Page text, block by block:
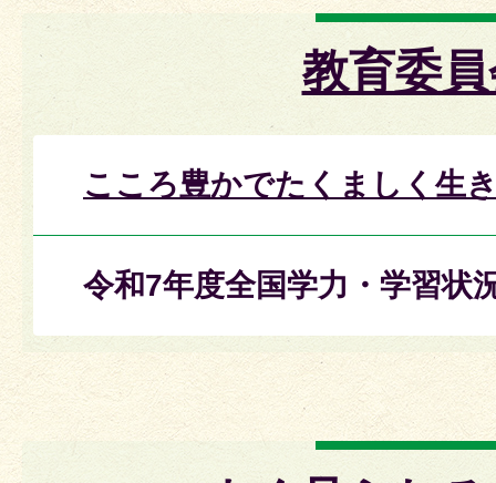
教育委
こころ豊かでたくましく生
令和7年度全国学力・学習状